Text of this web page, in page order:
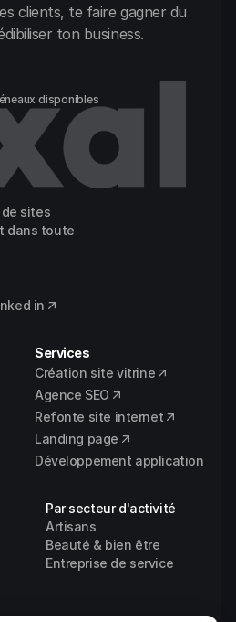
clients, te faire gagner du
ton business.
avec Alexandre
disponibles
sites
dans toute
in
Par secteur d'activité
Artisans
Beauté & bien être
Entreprise de service
Services
Refonte site internet
Landing page
Agence SEO
Création site vitrine
Développement application